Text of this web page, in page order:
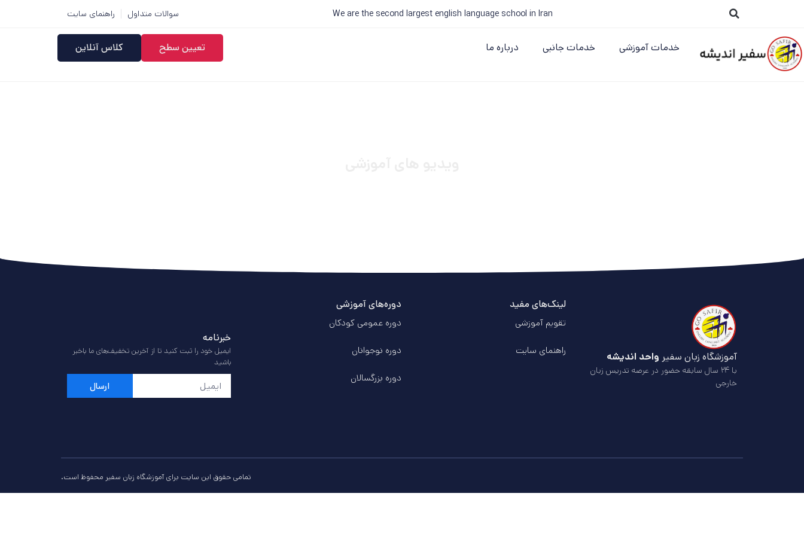
We are the second largest english language school in Iran سوالات متداول راهنمای سایت
خدمات آموزشی خدمات جانبی درباره ما کلاس آنلاین تعیین سطح
آموزشگاه زبان سفیر واحد اندیشه
با ۲۴ سال سابقه حضور در عرصه تدریس زبان
خارجی
لینک‌های مفید
تقویم آموزشی
راهنمای سایت
دوره‌های آموزشی
دوره عمومی کودکان
دوره‌ نوجوانان
دوره‌ بزرگسالان
خبرنامه
ایمیل خود را ثبت کنید تا از آخرین تخفیف‌های ما باخبر
باشید
ارسال
تمامی حقوق این سایت برای آموزشگاه زبان سفیر محفوظ است.